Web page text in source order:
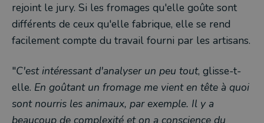
rejoint le jury. Si les fromages qu'elle goûte sont
différents de ceux qu'elle fabrique, elle se rend
facilement compte du travail fourni par les artisans.
"C'est intéressant d'analyser un peu tout, glisse-t-
elle. En goûtant un fromage me vient en tête à quoi
sont nourris les animaux, par exemple. Il y a
beaucoup de complexité et on a conscience du